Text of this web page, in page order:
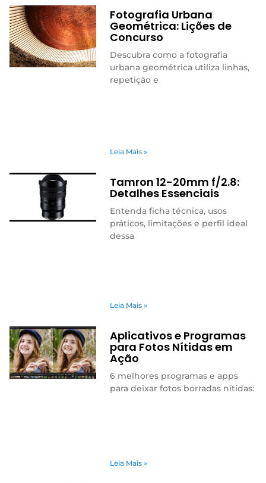
Fotografia Urbana
Geométrica: Lições de
Concurso
Descubra como a fotografia
urbana geométrica utiliza linhas,
repetição e
Leia Mais »
Tamron 12-20mm f/2.8:
Detalhes Essenciais
Entenda ficha técnica, usos
práticos, limitações e perfil ideal
dessa
Leia Mais »
Aplicativos e Programas
para Fotos Nítidas em
Ação
6 melhores programas e apps
para deixar fotos borradas nítidas:
Leia Mais »